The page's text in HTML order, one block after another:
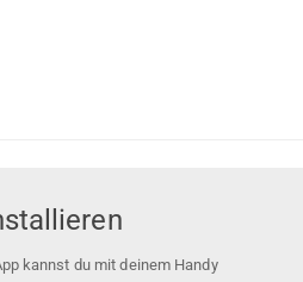
kannst du mit deinem Handy